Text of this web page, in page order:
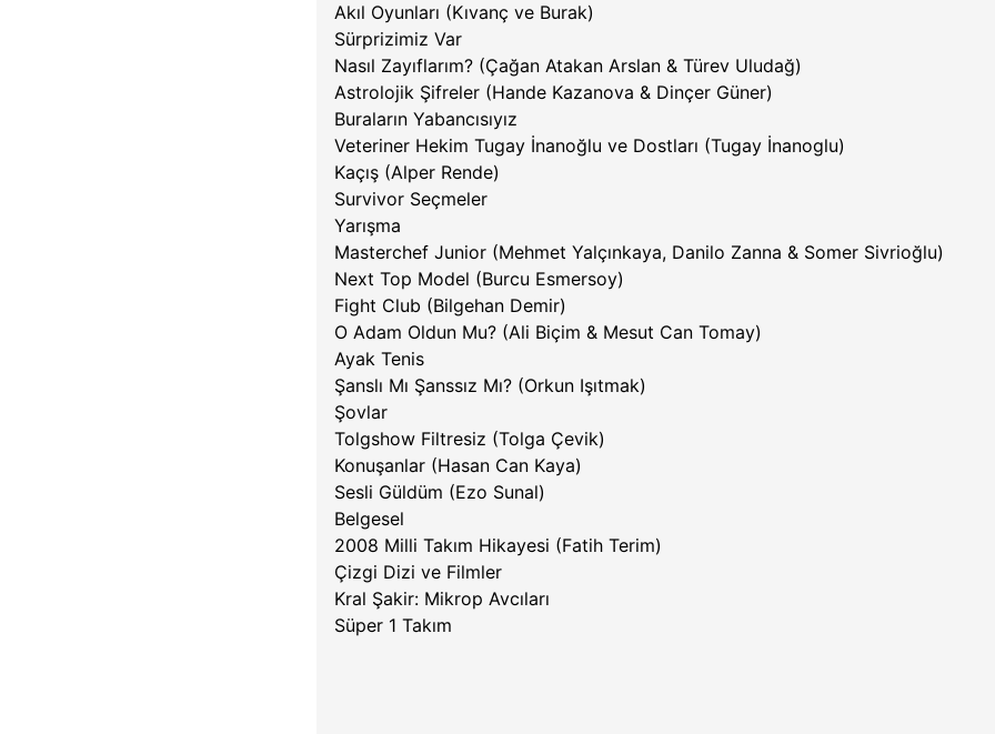
Akıl Oyunları (Kıvanç ve Burak)
Sürprizimiz Var
Nasıl Zayıflarım? (Çağan Atakan Arslan & Türev Uludağ)
Astrolojik Şifreler (Hande Kazanova & Dinçer Güner)
Buraların Yabancısıyız
Veteriner Hekim Tugay İnanoğlu ve Dostları (Tugay İnanoglu)
Kaçış (Alper Rende)
Survivor Seçmeler
Yarışma
Masterchef Junior (Mehmet Yalçınkaya, Danilo Zanna & Somer Sivrioğlu)
Next Top Model (Burcu Esmersoy)
Fight Club (Bilgehan Demir)
O Adam Oldun Mu? (Ali Biçim & Mesut Can Tomay)
Ayak Tenis
Şanslı Mı Şanssız Mı? (Orkun Işıtmak)
Şovlar
Tolgshow Filtresiz (Tolga Çevik)
Konuşanlar (Hasan Can Kaya)
Sesli Güldüm (Ezo Sunal)
Belgesel
2008 Milli Takım Hikayesi (Fatih Terim)
Çizgi Dizi ve Filmler
Kral Şakir: Mikrop Avcıları
Süper 1 Takım